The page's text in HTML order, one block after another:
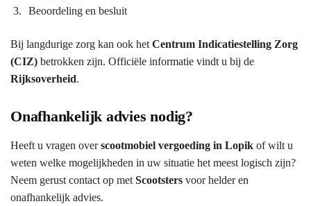
Beoordeling en besluit
Bij langdurige zorg kan ook het Centrum Indicatiestelling Zorg
(CIZ) betrokken zijn. Officiële informatie vindt u bij de
Rijksoverheid.
Onafhankelijk advies nodig?
Heeft u vragen overscootmobiel vergoeding in Lopik of wilt u
weten welke mogelijkheden in uw situatie het meest logisch zijn?
Neem gerust contact op met Scootsters voor helder en
onafhankelijk advies.